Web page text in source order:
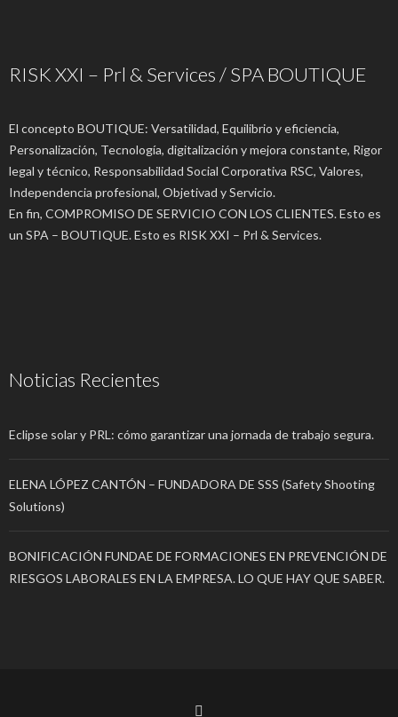
RISK XXI – Prl & Services / SPA BOUTIQUE
El concepto BOUTIQUE: Versatilidad, Equilibrio y eficiencia,
Personalización, Tecnología, digitalización y mejora constante, Rigor
legal y técnico, Responsabilidad Social Corporativa RSC, Valores,
Independencia profesional, Objetivad y Servicio.
En fin, COMPROMISO DE SERVICIO CON LOS CLIENTES. Esto es
un SPA – BOUTIQUE. Esto es RISK XXI – Prl & Services.
Noticias Recientes
Eclipse solar y PRL: cómo garantizar una jornada de trabajo segura.
ELENA LÓPEZ CANTÓN – FUNDADORA DE SSS (Safety Shooting
Solutions)
BONIFICACIÓN FUNDAE DE FORMACIONES EN PREVENCIÓN DE
RIESGOS LABORALES EN LA EMPRESA. LO QUE HAY QUE SABER.